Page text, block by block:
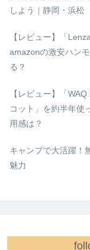
しよう｜静岡・浜松
【レビュー】「
amazonの激安ハン
る？
【レビュー】「
コット」を約半年使
用感は？
キャンプで大活躍！
魅力